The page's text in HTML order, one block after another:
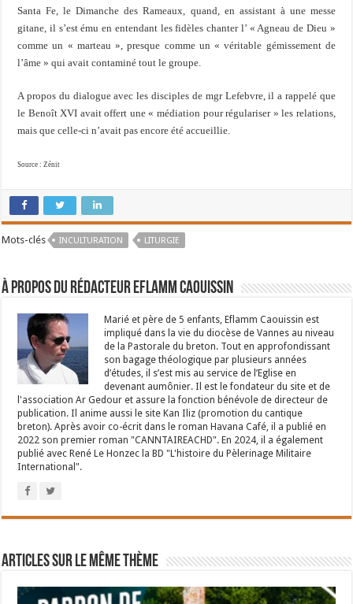
Santa Fe, le Dimanche des Rameaux, quand, en assistant à une messe
gitane, il s’est ému en entendant les fidèles chanter l’ « Agneau de Dieu »
comme un « marteau », presque comme un « véritable gémissement de
l’âme » qui avait contaminé tout le groupe.
A propos du dialogue avec les disciples de mgr Lefebvre, il a rappelé que
le Benoît XVI avait offert une « médiation pour régulariser » les relations,
mais que celle-ci n’avait pas encore été accueillie.
Source : Zénit
Mots-clés INCULTURATION LITURGIE
À propos du rédacteur Eflamm Caouissin
Marié et père de 5 enfants, Eflamm Caouissin est
impliqué dans la vie du diocèse de Vannes au niveau
de la Pastorale du breton. Tout en approfondissant
son bagage théologique par plusieurs années
d’études, il s’est mis au service de l’Eglise en
devenant aumônier. Il est le fondateur du site et de
l'association Ar Gedour et assure la fonction bénévole de directeur de
publication. Il anime aussi le site Kan Iliz (promotion du cantique
breton). Après avoir co-écrit dans le roman Havana Café, il a publié en
2022 son premier roman "CANNTAIREACHD". En 2024, il a également
publié avec René Le Honzec la BD "L'histoire du Pèlerinage Militaire
International".
Articles sur le même thème